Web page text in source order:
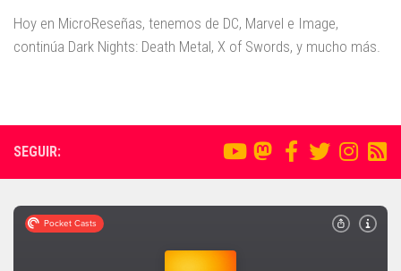
Hoy en MicroReseñas, tenemos de DC, Marvel e Image,
continúa Dark Nights: Death Metal, X of Swords, y mucho más.
SEGUIR: